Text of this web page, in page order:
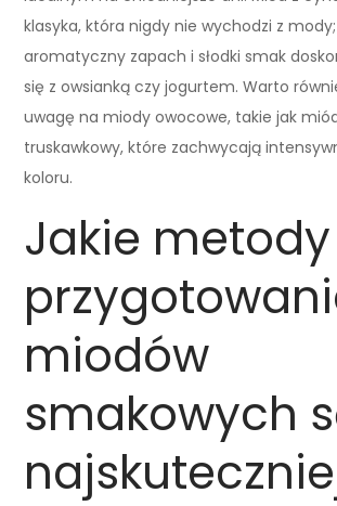
klasyka, która nigdy nie wychodzi z
aromatyczny zapach i słodki smak
się z owsianką czy jogurtem. Warto
uwagę na miody owocowe, takie jak
truskawkowy, które zachwycają
koloru.
Jakie metody
miodów
smakowych